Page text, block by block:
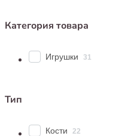
Категория товара
Игрушки 31
Тип
Кости 22